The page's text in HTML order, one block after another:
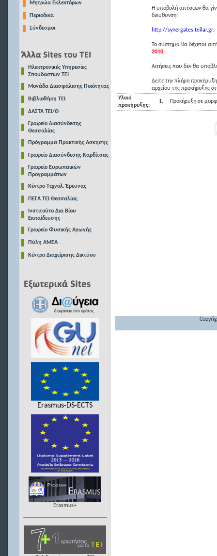
Μητρώα Εκλεκτόρων
Περιοδικά
Σύνδεσμοι
Ηλεκτρονικές Υπηρεσίες
Σπουδαστών ΤΕΙ
Μονάδα Διασφάλισης Ποιότητας
Βιβλιοθήκη ΤΕΙ
ΔΑΣΤΑ ΤΕΙ/Θ
Γραφείο Διασύνδεσης
Θεσσαλίας
Πρόγραμμα Πρακτικής Ασκησης
Γραφείο Διασύνδεσης Καρδίτσας
Γραφείο Ευρωπαικών
Προγραμμάτων
Κέντρο Τεχνολ. Έρευνας
ΠΕΓΑ ΤΕΙ Θεσσαλίας
Ινστιτούτο Δια Βίου
Εκπαίδευσης
Γραφείο Φυσικής Αγωγής
Πύλη ΑΜΕΑ
Κέντρο Διαχείρισης Δικτύου
Erasmus-DS-ECTS
Erasmus+
Η υποβολή αιτήσεων θα
διεύθυνση:
http://synergates.teilar.gr.
Το σύστημα θα δέχεται
2010.
Αιτήσεις που δεν θα
Δείτε την πλήρη
αρχείου της προκήρυξης
Υλικό
προκήρυξης:
1. Προκήρυξη σε